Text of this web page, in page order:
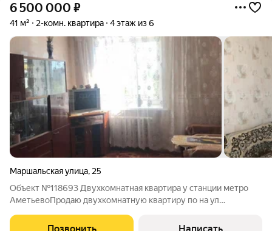
6 500 000 ₽
41 м² 2-комн. квартира 4 этаж из 6
Маршальская улица, 25
Объект №118693 Двухкомнатная квартира у станции метро
АметьевоПродаю двухкомнатную квартиру по на ул
пятиэтажного дома . Дом расположен в Вахитовском районе